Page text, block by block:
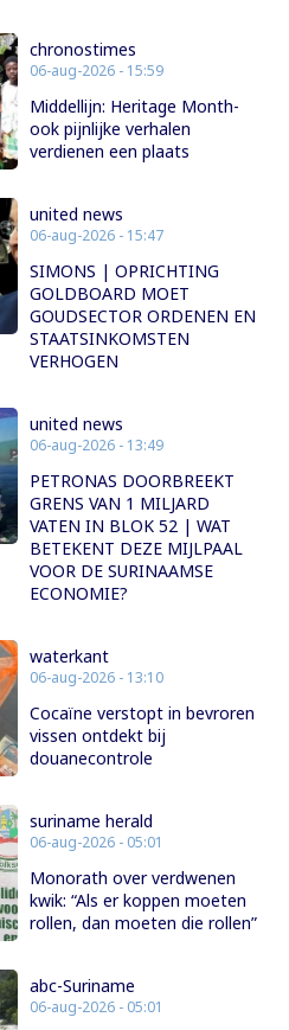
chronostimes
06-aug-2026 - 15:59
Middellijn: Heritage Month-
ook pijnlijke verhalen
verdienen een plaats
united news
06-aug-2026 - 15:47
SIMONS | OPRICHTING
GOLDBOARD MOET
GOUDSECTOR ORDENEN EN
STAATSINKOMSTEN
VERHOGEN
united news
06-aug-2026 - 13:49
PETRONAS DOORBREEKT
GRENS VAN 1 MILJARD
VATEN IN BLOK 52 | WAT
BETEKENT DEZE MIJLPAAL
VOOR DE SURINAAMSE
ECONOMIE?
waterkant
06-aug-2026 - 13:10
Cocaïne verstopt in bevroren
vissen ontdekt bij
douanecontrole
suriname herald
06-aug-2026 - 05:01
Monorath over verdwenen
kwik: “Als er koppen moeten
rollen, dan moeten die rollen”
abc-Suriname
06-aug-2026 - 05:01